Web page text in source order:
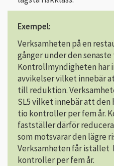
Exempel:
Verksamheten på en
gånger under den
Kontrollmyndigheten har
avvikelser vilket innebär
till reduktion.
SL5 vilket innebär att
tio kontroller per fem år.
fastställer därför
som motsvarar den lägre
Verksamheten får
kontroller per fem år.